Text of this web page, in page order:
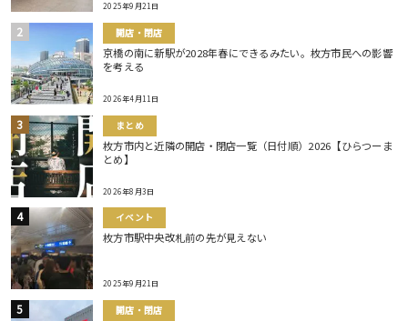
2025年9月21日
開店・閉店
京橋の南に新駅が2028年春にできるみたい。枚方市民への影響
を考える
2026年4月11日
まとめ
枚方市内と近隣の開店・閉店一覧（日付順）2026【ひらつーま
とめ】
2026年8月3日
イベント
枚方市駅中央改札前の先が見えない
2025年9月21日
開店・閉店